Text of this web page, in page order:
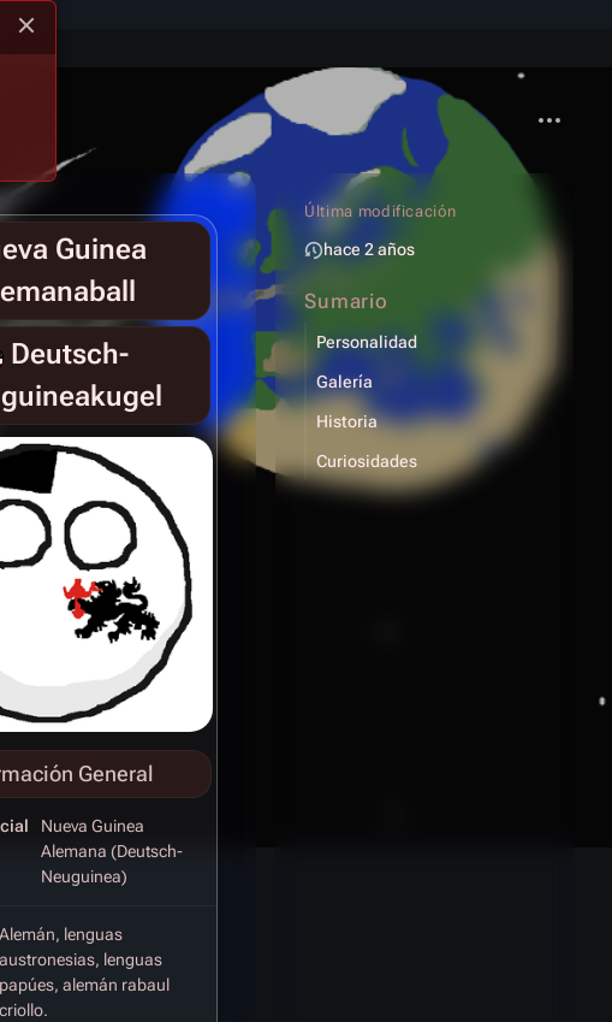
Guinea
Deutsch-
General
Nueva Guinea
Alemana (Deutsch-
Neuguinea)
Alemán, lenguas
austronesias, lenguas
papúes, alemán rabaul
criollo.
Última modificación
hace 2 años
Sumario
Personalidad
Galería
Historia
Curiosidades